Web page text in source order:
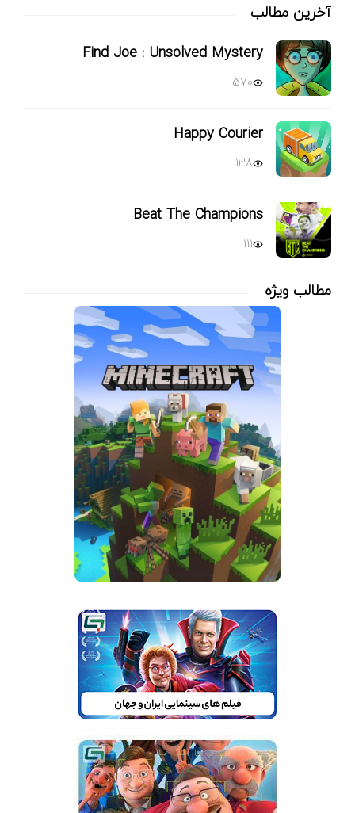
آخرین مطالب
Find Joe : Unsolved Mystery
570
Happy Courier
138
Beat The Champions
111
مطالب ویژه